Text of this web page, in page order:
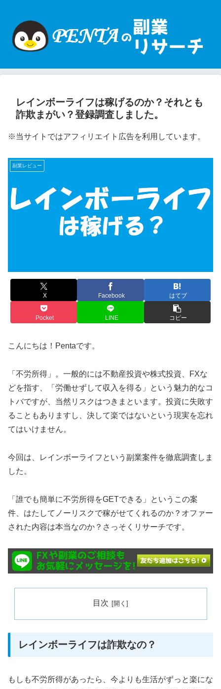
レインボーライフは稼げるのか？それとも
詐欺まがい？登録調査しました。
※当サイトではアフィリエイト広告を利用しています。
副業レビュー
X Facebook はてブ
Pocket LINE コピー
こんにちは！Pentaです。
「不労所得」。一般的には不動産投資や株式投資、FXな
どを指す、「労働せずして収入を得る」という魅力的なコ
トバですが、当然リスクはつきまといます。投資に失敗す
ることもありますし、決して楽ではないという現実を忘れ
てはいけません。
今回は、レインボーライフという副業案件を徹底調査しま
した。
「誰でも簡単に不労所得をGETできる」というこの案
件、はたしてノーリスクで稼がせてくれるのか？オファー
された内容は本当なのか？さっそくリサーチです。
目次
レインボーライフは詐欺なの？
もしも不労所得があったら、今よりも生活がずっと楽にな